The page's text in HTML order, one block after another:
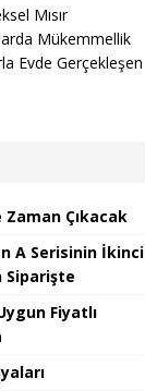
Mısır
Mükemmellik
Evde Gerçekleşen
Çıkacak
A Serisinin İkinci
Siparişte
Fiyatlı